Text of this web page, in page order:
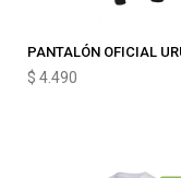
PANTALÓN OFICIAL
$ 4.490